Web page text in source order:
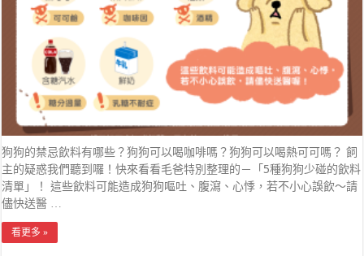
狗狗的禁忌飲料有哪些？狗狗可以喝咖啡嗎？狗狗可以喝熱可可嗎？ 飼
主的疑惑我們聽到囉！快來看看毛爸特別整理的－「5種狗狗少碰的飲料
清單」！ 這些飲料可能造成狗狗嘔吐、腹瀉、心悸，若不小心誤飲～請
儘快送醫 …
看更多 »